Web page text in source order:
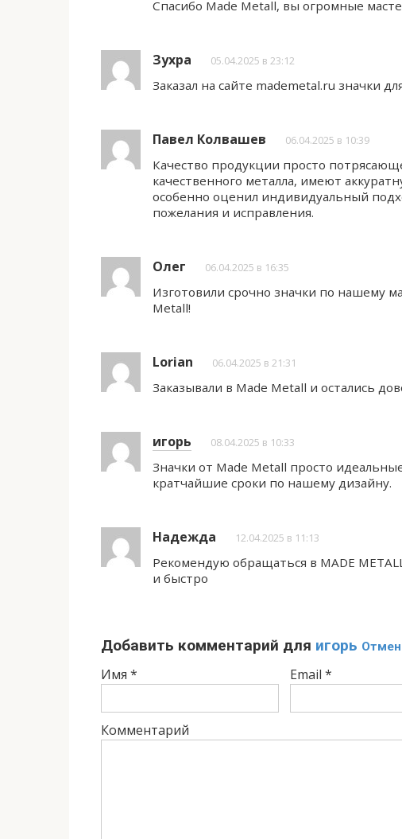
Спасибо Made Metall, вы огромные
Зухра 05.04.2025 в 23:12
Заказал на сайте mademetal.ru значки
Павел Колвашев 06.04.2025 в 10:39
Качество продукции просто
качественного металла, имеют
особенно оценил индивидуальный
пожелания и исправления.
Олег 06.04.2025 в 16:35
Изготовили срочно значки по нашему
Metall!
Lorian 06.04.2025 в 21:31
Заказывали в Made Metall и остались
игорь 08.04.2025 в 10:33
Значки от Made Metall просто
кратчайшие сроки по нашему дизайну.
Надежда 12.04.2025 в 11:13
Рекомендую обращаться в MADE
и быстро
Добавить комментарий для игорь
Имя * Email *
Комментарий